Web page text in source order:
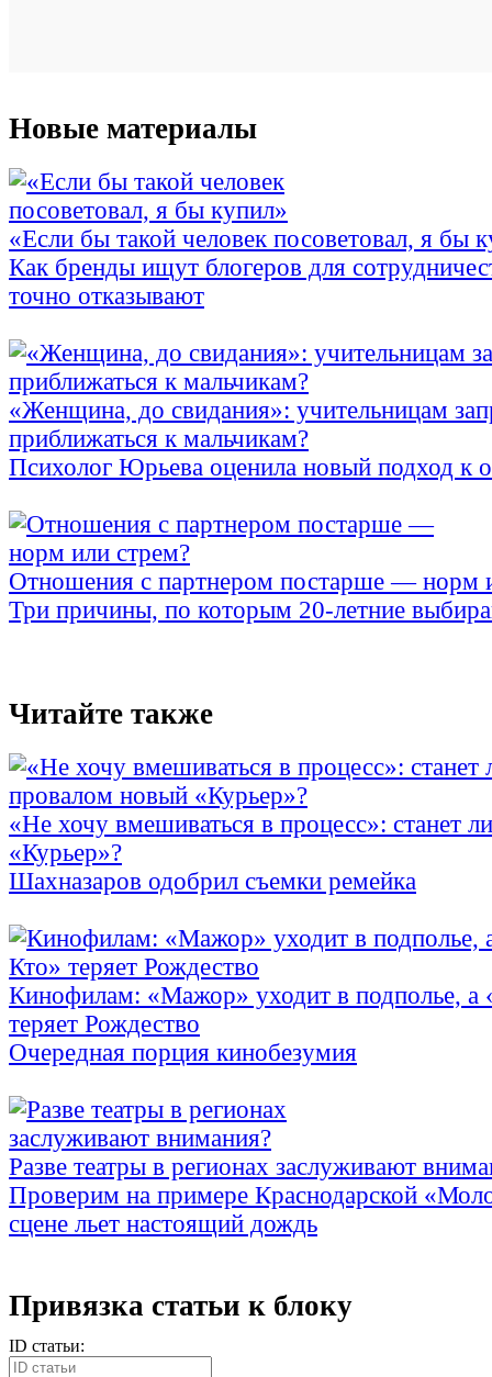
Новые материалы
«Если бы такой человек посоветовал, я бы
Как бренды ищут блогеров для
точно отказывают
«Женщина, до свидания»: учительницам
приближаться к мальчикам?
Психолог Юрьева оценила новый подход к
Отношения с партнером постарше — норм
Три причины, по которым 20-летние
Читайте также
«Не хочу вмешиваться в процесс»: станет
«Курьер»?
Шахназаров одобрил съемки ремейка
Кинофилам: «Мажор» уходит в подполье, а
теряет Рождество
Очередная порция кинобезумия
Разве театры в регионах заслуживают
Проверим на примере Краснодарской
сцене льет настоящий дождь
Привязка статьи к блоку
ID статьи: